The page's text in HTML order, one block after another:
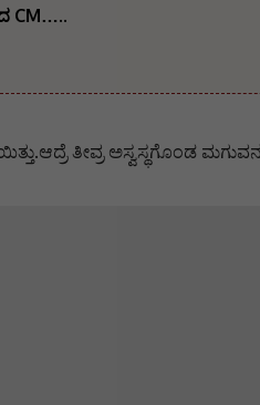
CM…..
ತೀವ್ರ ಅಸ್ವಸ್ಥಗೊಂಡ